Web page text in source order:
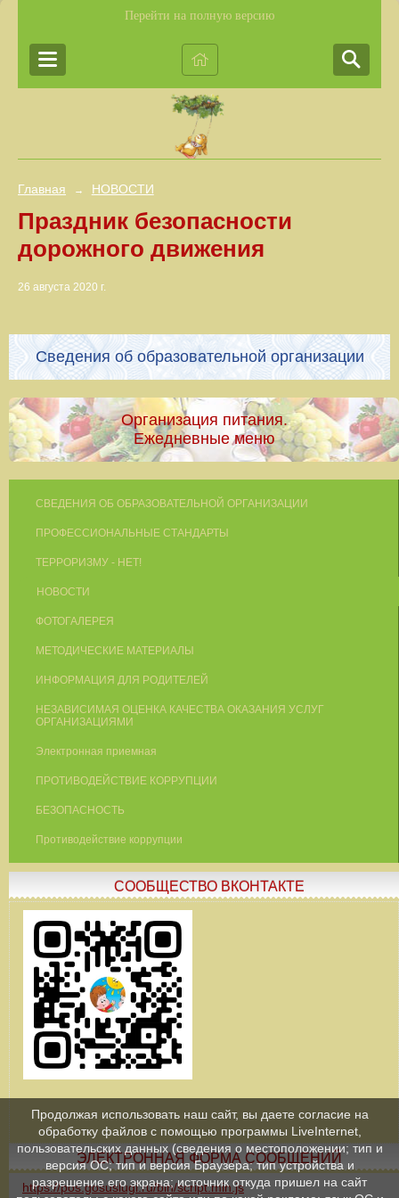
Перейти на полную версию
Главная → НОВОСТИ
Праздник безопасности
дорожного движения
26 августа 2020 г.
Сведения об образовательной организации
Организация питания.
Ежедневные меню
СВЕДЕНИЯ ОБ ОБРАЗОВАТЕЛЬНОЙ ОРГАНИЗАЦИИ
ПРОФЕССИОНАЛЬНЫЕ СТАНДАРТЫ
ТЕРРОРИЗМУ - НЕТ!
НОВОСТИ
ФОТОГАЛЕРЕЯ
МЕТОДИЧЕСКИЕ МАТЕРИАЛЫ
ИНФОРМАЦИЯ ДЛЯ РОДИТЕЛЕЙ
НЕЗАВИСИМАЯ ОЦЕНКА КАЧЕСТВА ОКАЗАНИЯ УСЛУГ
ОРГАНИЗАЦИЯМИ
Электронная приемная
ПРОТИВОДЕЙСТВИЕ КОРРУПЦИИ
БЕЗОПАСНОСТЬ
Противодействие коррупции
СООБЩЕСТВО ВКОНТАКТЕ
ЭЛЕКТРОННАЯ ФОРМА СООБЩЕНИЙ
https://pos.gosuslugi.ru/bin/script.min.js
Продолжая использовать наш сайт, вы даете согласие на
обработку файлов с помощью программы LiveInternet,
пользовательских данных (сведения о местоположении; тип и
версия ОС; тип и версия Браузера; тип устройства и
разрешение его экрана; источник откуда пришел на сайт